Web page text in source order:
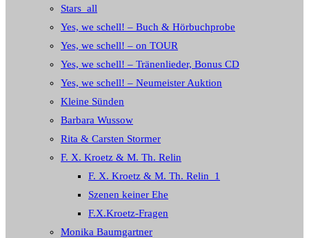
Stars_all
Yes, we schell! – Buch & Hörbuchprobe
Yes, we schell! – on TOUR
Yes, we schell! – Tränenlieder, Bonus CD
Yes, we schell! – Neumeister Auktion
Kleine Sünden
Barbara Wussow
Rita & Carsten Stormer
F. X. Kroetz & M. Th. Relin
F. X. Kroetz & M. Th. Relin_1
Szenen keiner Ehe
F.X.Kroetz-Fragen
Monika Baumgartner